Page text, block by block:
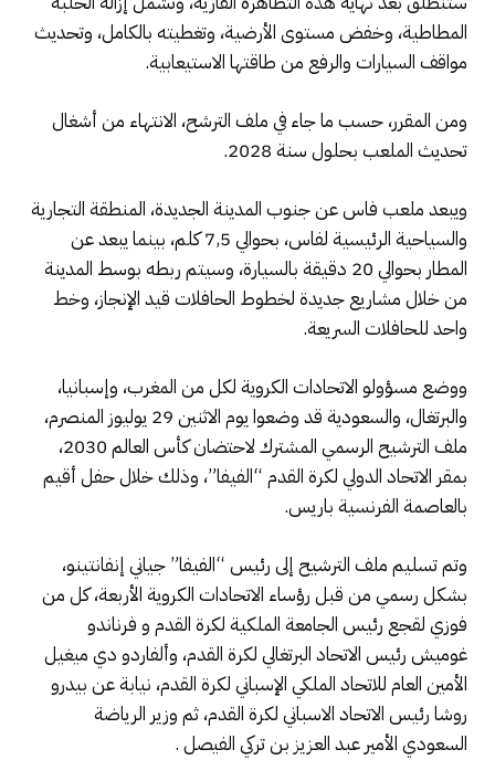
المطاطية، وخفض مستوى الأرضية، وتغطيته بالكامل، وتحديث
مواقف السيارات والرفع من طاقتها الاستيعابية.
ومن المقرر، حسب ما جاء في ملف الترشح، الانتهاء من أشغال
تحديث الملعب بحلول سنة 2028.
ويبعد ملعب فاس عن جنوب المدينة الجديدة، المنطقة التجارية
والسياحية الرئيسية لفاس، بحوالي 7,5 كلم، بينما يبعد عن
المطار بحوالي 20 دقيقة بالسيارة، وسيتم ربطه بوسط المدينة
من خلال مشاريع جديدة لخطوط الحافلات قيد الإنجاز، وخط
واحد للحافلات السريعة.
ووضع مسؤولو الاتحادات الكروية لكل من المغرب، وإسبانيا،
والبرتغال، والسعودية قد وضعوا يوم الاثنين 29 يوليوز المنصرم،
ملف الترشيح الرسمي المشترك لاحتضان كأس العالم 2030،
بمقر الاتحاد الدولي لكرة القدم “الفيفا”، وذلك خلال حفل أقيم
بالعاصمة الفرنسية باريس.
وتم تسليم ملف الترشيح إلى رئيس “الفيفا” جياني إنفانتينو،
بشكل رسمي من قبل رؤساء الاتحادات الكروية الأربعة، كل من
فوزي لقجع رئيس الجامعة الملكية لكرة القدم و فرناندو
غوميش رئيس الاتحاد البرتغالي لكرة القدم، وألفاردو دي ميغيل
الأمين العام للاتحاد الملكي الإسباني لكرة القدم، نيابة عن بيدرو
روشا رئيس الاتحاد الاسباني لكرة القدم، ثم وزير الرياضة
السعودي الأمير عبد العزيز بن تركي الفيصل .